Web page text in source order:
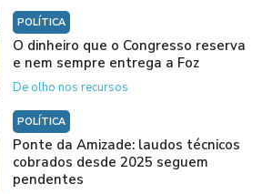
POLÍTICA
O dinheiro que o Congresso reserva
e nem sempre entrega a Foz
De olho nos recursos
POLÍTICA
Ponte da Amizade: laudos técnicos
cobrados desde 2025 seguem
pendentes